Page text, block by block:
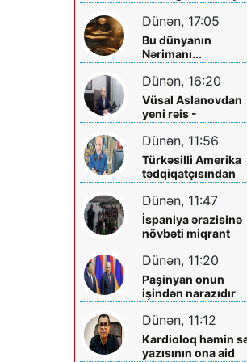
planlaşdırırlar
Dünən, 17:05
Bu dünyanın
Nərimanı...
Dünən, 16:20
Vüsal Aslanovdan
yeni rəis -
Təyinatları
Dünən, 11:56
Türkəsilli Amerika
tədqiqatçısından
Talebinə -
Vardanyanla bağlı
çağırış
Dünən, 11:47
İspaniya ərazisinə
növbəti miqrant
axını gözlənilir?
Dünən, 11:20
Paşinyan onun
işindən narazıdır
Dünən, 11:12
Kardioloq həmin
yazısının ona aid